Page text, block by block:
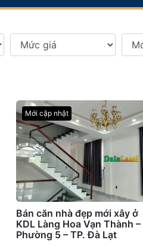
Mới cập nhật
Bán căn nhà đẹp mới xây ở
KDL Làng Hoa Vạn Thành –
Phường 5 – TP. Đà Lạt